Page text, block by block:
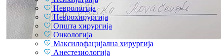
Неврологија
Неврохирургија
Општа хирургија
Онкологија
Максилофацијална хирургија
Анестезиологија